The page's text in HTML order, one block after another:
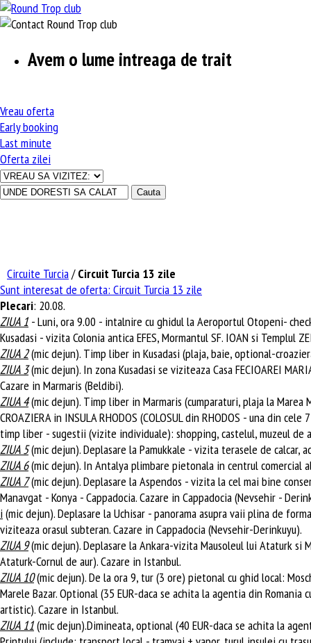
Avem o lume intreaga de trait
Vreauoferta
Earlybooking
Lastminute
Oferta zilei
Circuite Turcia/Circuit Turcia 13 zile
Sunt interesat de oferta: Circuit Turcia 13 zile
Plecari: 20.08.
ZIUA 1 - Luni, ora 9.00 - intalnire cu ghidul la Aeroportul Otopeni-
Kusadasi - vizita Colonia antica EFES, Mormantul SF. IOAN si Templul
ZIUA 2(mic dejun). Timp liber in Kusadasi (plaja, baie, optional-
ZIUA 3(mic dejun). In zona Kusadasi se viziteaza Casa FECIOAREI
Cazare in Marmaris (Beldibi).
ZIUA 4(mic dejun). Timp liber in Marmaris (cumparaturi, plaja la Marea
CROAZIERA in INSULA RHODOS (COLOSUL din RHODOS - una din
timp liber - sugestii (vizite individuale): shopping, castelul, muzeul de
ZIUA 5(mic dejun). Deplasare la Pamukkale - vizita terasele de calcar,
ZIUA 6(mic dejun). In Antalya plimbare pietonala in centrul comercial
ZIUA 7(mic dejun). Deplasare la Aspendos - vizita la cel mai bine
Manavgat - Konya - Cappadocia. Cazare in Cappadocia (Nevsehir -
i (mic dejun). Deplasare la Uchisar - panorama asupra vaii plina de
viziteaza orasul subteran. Cazare in Cappadocia (Nevsehir-Derinkuyu).
ZIUA 9(mic dejun). Deplasare la Ankara-vizita Mausoleul lui Ataturk
Ataturk-Cornul de aur). Cazare in Istanbul.
ZIUA 10(mic dejun). De la ora 9, tur (3 ore) pietonal cu ghid local:
Marele Bazar. Optional (35 EUR-daca se achita la agentia din
artistic). Cazare in Istanbul.
ZIUA 11(mic dejun).Dimineata, optional (40 EUR-daca se achita la